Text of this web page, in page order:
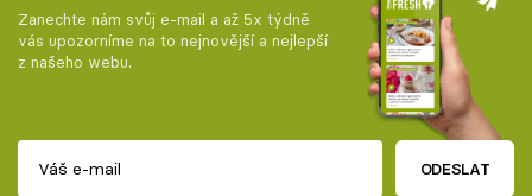
Zanechte nám svůj e-mail a až 5x týdně
vás upozorníme na to nejnovější a nejlepší
z našeho webu.
ODESLAT